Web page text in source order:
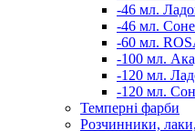
-46 мл.
-46 мл.
-60 мл.
-100 мл.
-120 мл.
-120 мл.
Темперні фарби
Розчинники,